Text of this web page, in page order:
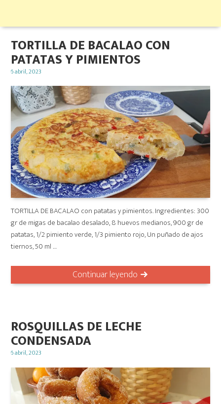
TORTILLA DE BACALAO CON
PATATAS Y PIMIENTOS
Posted
6 abril, 2023
TORTILLA DE BACALAO con patatas y pimientos. Ingredientes: 300
gr de migas de bacalao desalado, 8 huevos medianos, 900 gr de
patatas, 1/2 pimiento verde, 1/3 pimiento rojo, Un puñado de ajos
tiernos, 50 ml …
Continuar leyendo
ROSQUILLAS DE LECHE
CONDENSADA
Posted
6 abril, 2023